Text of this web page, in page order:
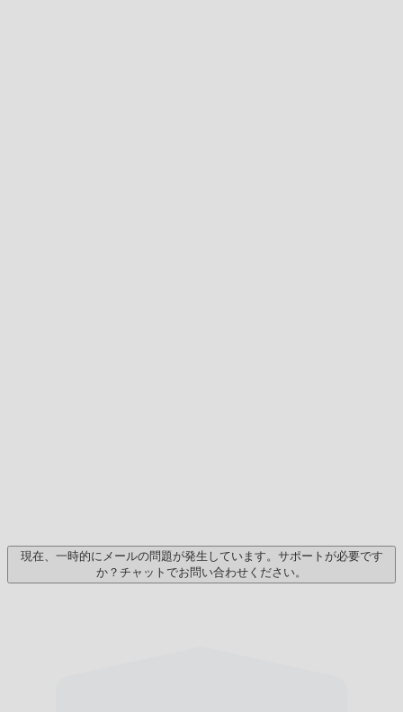
現在、一時的にメールの問題が発生しています。サポートが必要です
か？チャットでお問い合わせください。